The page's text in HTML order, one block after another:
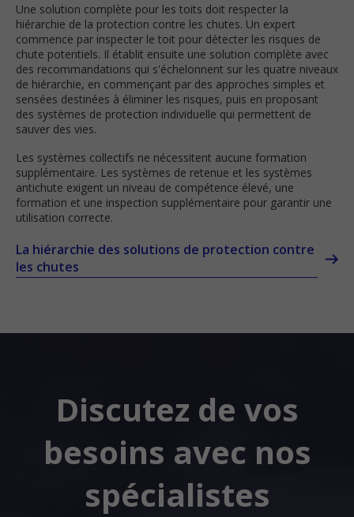
Une solution complète pour les toits doit respecter la
hiérarchie de la protection contre les chutes. Un expert
commence par inspecter le toit pour détecter les risques de
chute potentiels. Il établit ensuite une solution complète avec
des recommandations qui s'échelonnent sur les quatre niveaux
de hiérarchie, en commençant par des approches simples et
sensées destinées à éliminer les risques, puis en proposant
des systèmes de protection individuelle qui permettent de
sauver des vies.
Les systèmes collectifs ne nécessitent aucune formation
supplémentaire. Les systèmes de retenue et les systèmes
antichute exigent un niveau de compétence élevé, une
formation et une inspection supplémentaire pour garantir une
utilisation correcte.
La hiérarchie des solutions de protection contre
les chutes
Discutez de vos
besoins avec nos
spécialistes